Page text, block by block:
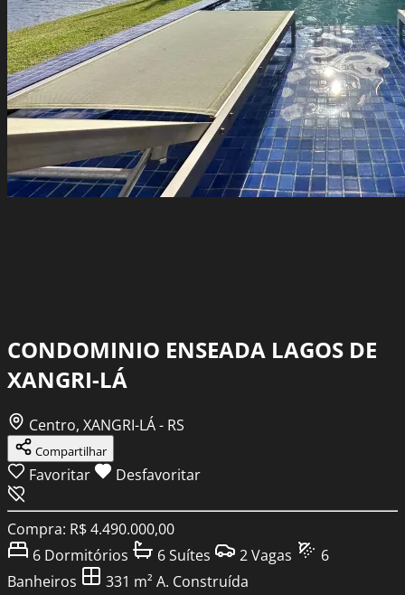
CONDOMINIO ENSEADA LAGOS DE
XANGRI-LÁ
Centro, XANGRI-LÁ - RS
Compartilhar
Favoritar Desfavoritar
Compra: R$ 4.490.000,00
6 Dormitórios 6Suítes 2Vagas
6
Banheiros
331 m² A. Construída